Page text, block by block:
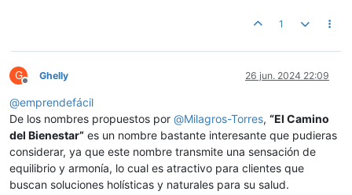
1
G
Desconectado
Ghelly 26 jun. 2024 22:09
@emprendefácil
De los nombres propuestos por @Milagros-Torres, “El Camino
del Bienestar” es un nombre bastante interesante que pudieras
considerar, ya que este nombre transmite una sensación de
equilibrio y armonía, lo cual es atractivo para clientes que
buscan soluciones holísticas y naturales para su salud.